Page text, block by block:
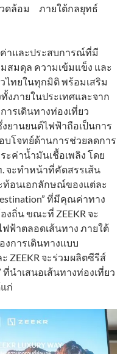
ดล้อม ภายใต้กลยุทธ์
าและประสบการณ์ที่มี
สมดุล ความเข้มแข็ง และ
ไทยในทุกมิติ พร้อมเสริม
งภายในประเทศและจาก
รเดินทางท่องเที่ยว
ยานยนต์ไฟฟ้าถือเป็นการ
บโจทย์ด้านการช่วยลดการ
ะค่าน้ำมันเชื้อเพลิง โดย
จะทำหน้าที่คัดสรรเส้น
ท้อนเอกลักษณ์ของแต่ละ
ที่มีคุณค่าทาง
ถิ่น ขณะที่ ZEEKR จะ
ฟ้าตลอดเส้นทาง ภายใต้
งการเดินทางแบบ
ะ ZEEKR จะร่วมผลิตซีรีส์
ที่นำเสนอเส้นทางท่องเที่ยว
ก่